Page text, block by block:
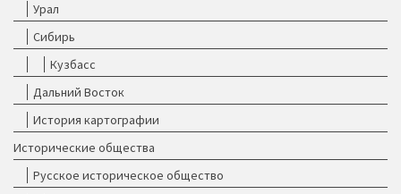
Урал
Сибирь
Кузбасс
Дальний Восток
История картографии
Исторические общества
Русское историческое общество